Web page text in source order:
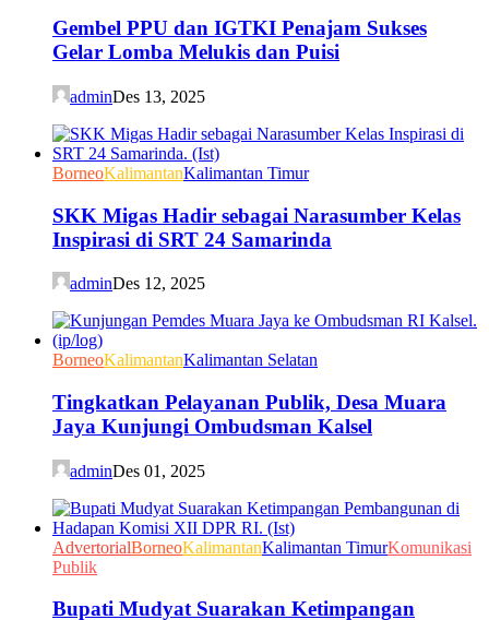
Gembel PPU dan IGTKI Penajam Sukses
Gelar Lomba Melukis dan Puisi
adminDes 13, 2025
BorneoKalimantanKalimantan Timur
SKK Migas Hadir sebagai Narasumber Kelas
Inspirasi di SRT 24 Samarinda
adminDes 12, 2025
BorneoKalimantanKalimantan Selatan
Tingkatkan Pelayanan Publik, Desa Muara
Jaya Kunjungi Ombudsman Kalsel
adminDes 01, 2025
AdvertorialBorneoKalimantanKalimantan TimurKomunikasi
Publik
Bupati Mudyat Suarakan Ketimpangan